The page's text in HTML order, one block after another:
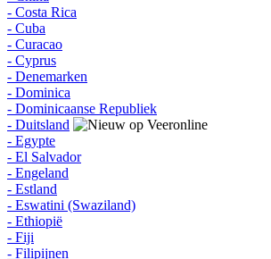
- Costa Rica
- Cuba
- Curacao
- Cyprus
- Denemarken
- Dominica
- Dominicaanse Republiek
- Duitsland
- Egypte
- El Salvador
- Engeland
- Estland
- Eswatini (Swaziland)
- Ethiopië
- Fiji
- Filipijnen